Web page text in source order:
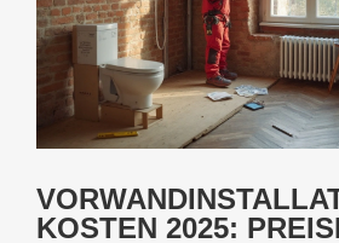
KOSTEN 2025: